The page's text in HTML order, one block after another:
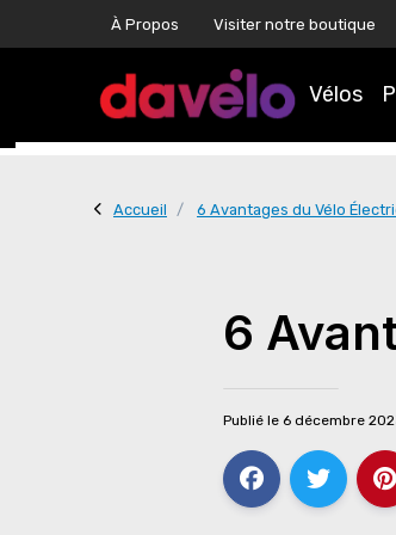
À Propos Visiter notre boutique
Vélos
Accueil 6 Avantages du Vélo
6
Publié le 6 décembre